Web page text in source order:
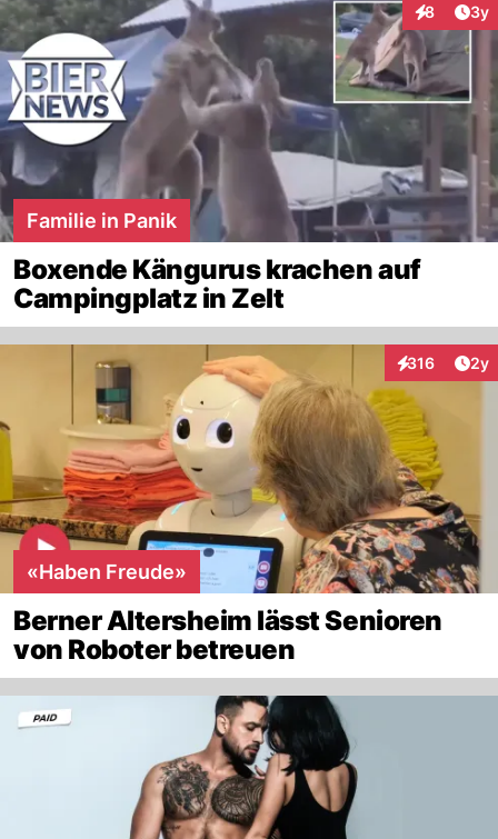
8 3y
Familie in Panik
Boxende Kängurus krachen auf
Campingplatz in Zelt
316
Interaktionen
2y
«Haben Freude»
Berner Altersheim lässt Senioren
von Roboter betreuen